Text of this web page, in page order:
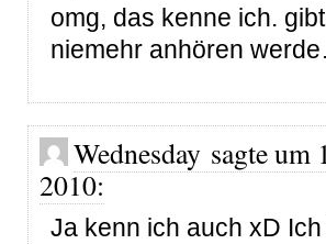
omg, das kenne ich.
niemehr anhören
Wednesday sagte
2010:
Ja kenn ich auch xD